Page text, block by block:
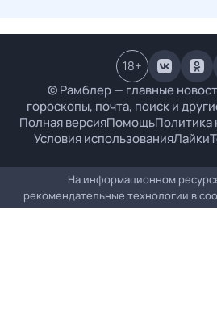
© Рамблер — главные
гороскопы, почта, поиск и
Полная версияПомощьПолитика
Условия использованияЛайки
18+
На информационном
рекомендательные технологии в